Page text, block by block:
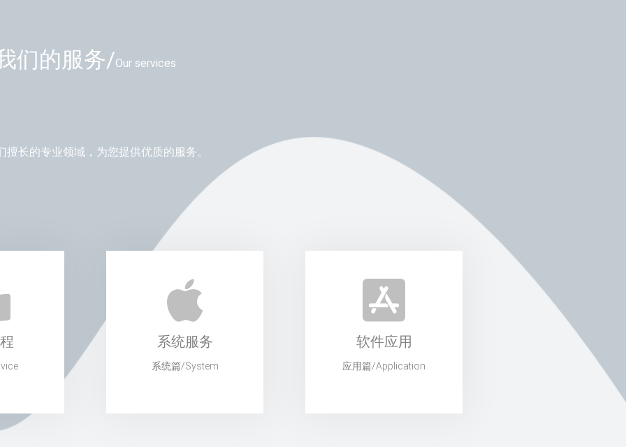
们的服务/Our services
擅长的专业领域，为您提供优质的服务。
系统服务
系统篇/System
软件应用
应用篇/Application